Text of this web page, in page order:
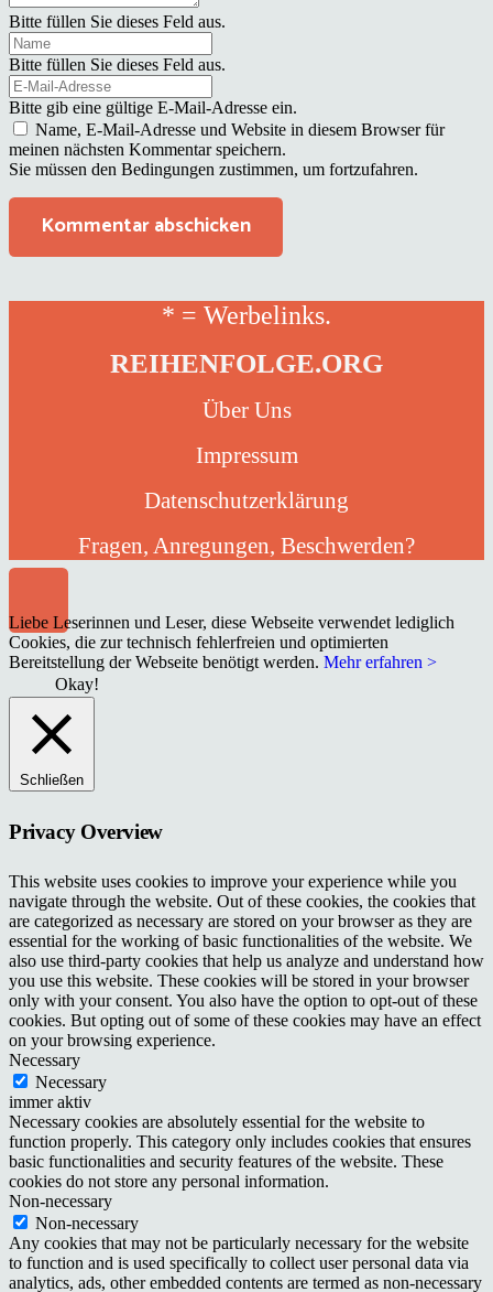
Bitte füllen Sie dieses Feld aus.
Bitte füllen Sie dieses Feld aus.
Bitte gib eine gültige E-Mail-Adresse ein.
Name, E-Mail-Adresse und Website in diesem Browser für
meinen nächsten Kommentar speichern.
Sie müssen den Bedingungen zustimmen, um fortzufahren.
Kommentar abschicken
* = Werbelinks.
REIHENFOLGE.ORG
Über Uns
Impressum
Datenschutzerklärung
Fragen, Anregungen, Beschwerden?
Liebe Leserinnen und Leser, diese Webseite verwendet lediglich
Cookies, die zur technisch fehlerfreien und optimierten
Bereitstellung der Webseite benötigt werden. Mehr erfahren >
Okay!
Schließen
Privacy Overview
This website uses cookies to improve your experience while you
navigate through the website. Out of these cookies, the cookies that
are categorized as necessary are stored on your browser as they are
essential for the working of basic functionalities of the website. We
also use third-party cookies that help us analyze and understand how
you use this website. These cookies will be stored in your browser
only with your consent. You also have the option to opt-out of these
cookies. But opting out of some of these cookies may have an effect
on your browsing experience.
Necessary
Necessary
immer aktiv
Necessary cookies are absolutely essential for the website to
function properly. This category only includes cookies that ensures
basic functionalities and security features of the website. These
cookies do not store any personal information.
Non-necessary
Non-necessary
Any cookies that may not be particularly necessary for the website
to function and is used specifically to collect user personal data via
analytics, ads, other embedded contents are termed as non-necessary